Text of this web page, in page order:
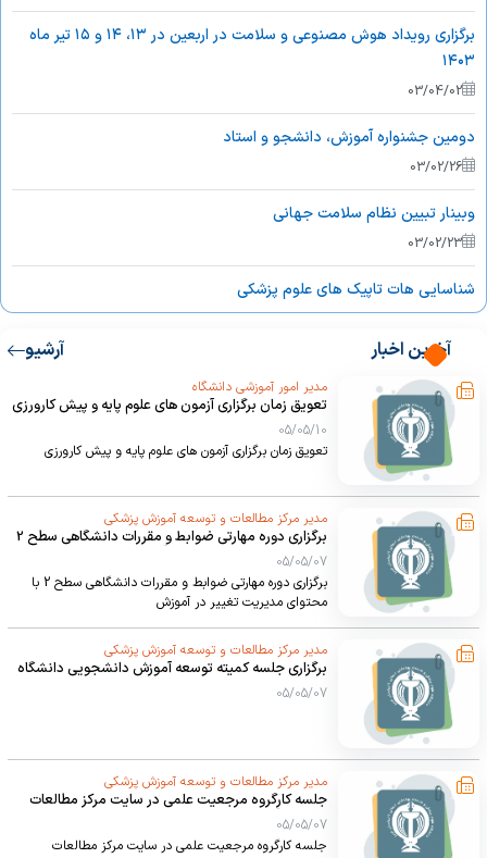
برگزاری رویداد هوش مصنوعی و سلامت در اربعین در ۱۳، ۱۴ و ۱۵ تیر ماه
۱۴۰۳
03/04/02
دومین جشنواره آموزش، دانشجو و استاد
03/02/26
وبینار تبیین نظام سلامت جهانی
03/02/23
شناسایی هات تاپیک های علوم پزشکی
03/02/18
کسب رتبه برتر سخنرانی در همایش کشوری آموزش پزشکی توسط دانشگاه
علوم پزشکی ارومیه
03/02/17
سمپوزیوم بین المللی سازی دانشگاه های علوم پزشکی فرصت ها و چالش
ها توسط کلان منطقه ۲ در بیست و پنجمین همایش کشوری آموزش علوم
پزشکی
03/02/17
چاپ کتب علمی در حیطه سلول درمانی و علوم سلول های بنیادی -
مرجعیت علمی
03/02/05
آخرین اخبار آرشیو
مدیر امور آموزشی دانشگاه
تعویق زمان برگزاری آزمون های علوم پایه و پیش کارورزی
05/05/10
تعویق زمان برگزاری آزمون های علوم پایه و پیش کارورزی
مدیر مرکز مطالعات و توسعه آموزش پزشکی
برگزاری دوره مهارتی ضوابط و مقررات دانشگاهی سطح 2
با محتوای مدیریت تغییر در آموزش
05/05/07
برگزاری دوره مهارتی ضوابط و مقررات دانشگاهی سطح 2 با
محتوای مدیریت تغییر در آموزش
مدیر مرکز مطالعات و توسعه آموزش پزشکی
برگزاری جلسه کمیته توسعه آموزش دانشجویی دانشگاه
05/05/07
مدیر مرکز مطالعات و توسعه آموزش پزشکی
جلسه کارگروه مرجعیت علمی در سایت مرکز مطالعات
وتوسعه آموزش پزشکی
05/05/07
جلسه کارگروه مرجعیت علمی در سایت مرکز مطالعات